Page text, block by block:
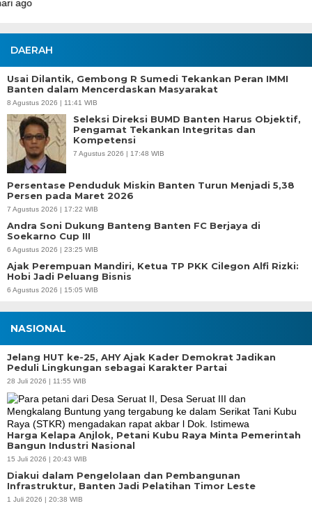
DAERAH
Usai Dilantik, Gembong R Sumedi Tekankan Peran IMMI
Banten dalam Mencerdaskan Masyarakat
8 Agustus 2026 | 11:41 WIB
Seleksi Direksi BUMD Banten Harus Objektif,
Pengamat Tekankan Integritas dan
Kompetensi
7 Agustus 2026 | 17:48 WIB
Persentase Penduduk Miskin Banten Turun Menjadi 5,38
Persen pada Maret 2026
7 Agustus 2026 | 17:22 WIB
Andra Soni Dukung Banteng Banten FC Berjaya di
Soekarno Cup III
6 Agustus 2026 | 23:25 WIB
Ajak Perempuan Mandiri, Ketua TP PKK Cilegon Alfi Rizki:
Hobi Jadi Peluang Bisnis
6 Agustus 2026 | 15:05 WIB
NASIONAL
Jelang HUT ke-25, AHY Ajak Kader Demokrat Jadikan
Peduli Lingkungan sebagai Karakter Partai
28 Juli 2026 | 11:55 WIB
Harga Kelapa Anjlok, Petani Kubu Raya Minta Pemerintah
Bangun Industri Nasional
15 Juli 2026 | 20:43 WIB
Diakui dalam Pengelolaan dan Pembangunan
Infrastruktur, Banten Jadi Pelatihan Timor Leste
1 Juli 2026 | 20:38 WIB